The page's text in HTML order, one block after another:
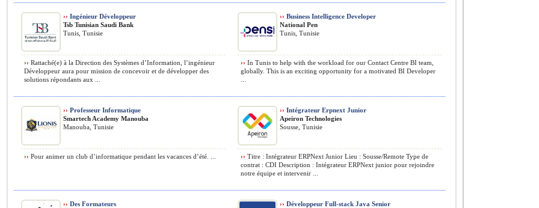
›› Ingénieur Développeur
Tsb Tunisian Saudi Bank
Tunis, Tunisie
›› Rattaché(e) à la Direction des Systèmes d’Information, l’ingénieur
Développeur aura pour mission de concevoir et de développer des
solutions répondants aux ...
›› Business Intelligence Developer
National Pen
Tunis, Tunisie
›› In Tunis to help with the workload for our Contact Centre BI team,
globally. This is an exciting opportunity for a motivated BI Developer
›› Professeur Informatique
Smartech Academy Manouba
Manouba, Tunisie
›› Pour animer un club d’informatique pendant les vacances d’été. ...
›› Intégrateur Erpnext Junior
Apeiron Technologies
Sousse, Tunisie
›› Titre : Intégrateur ERPNext Junior Lieu : Sousse/Remote Type de
contrat : CDI Description : Intégrateur ERPNext junior pour rejoindre
notre équipe et intervenir ...
›› Des Formateurs
›› Développeur Full-stack Java Senior